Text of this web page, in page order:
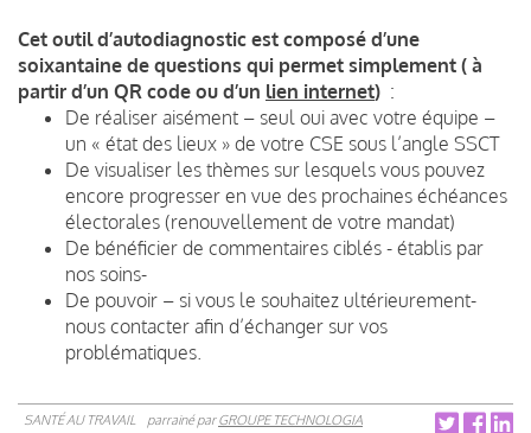
Cet outil d’autodiagnostic est composé d’une
soixantaine de questions qui permet simplement ( à
partir d’un QR code ou d’un lien internet) :
De réaliser aisément – seul oui avec votre équipe –
un « état des lieux » de votre CSE sous l’angle SSCT
De visualiser les thèmes sur lesquels vous pouvez
encore progresser en vue des prochaines échéances
électorales (renouvellement de votre mandat)
De bénéficier de commentaires ciblés - établis par
nos soins-
De pouvoir – si vous le souhaitez ultérieurement-
nous contacter afin d’échanger sur vos
problématiques.
SANTÉ AU TRAVAIL parrainé parGROUPE TECHNOLOGIA